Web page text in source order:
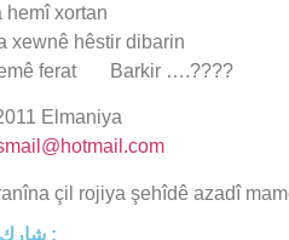
hemî xortan
xewnê hêstir dibarin
ferat Barkir ….????
Elmaniya
çil rojiya şehîdê azadî
شارك المقال :